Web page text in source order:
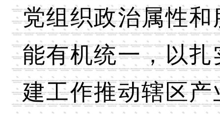
党组织政治属性和
能有机统一，以扎
建工作推动辖区产